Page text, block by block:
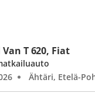
T 620, Fiat
Ähtäri, Etelä-